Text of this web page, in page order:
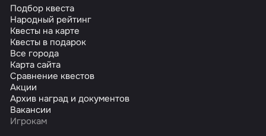
Подбор квеста
Народный рейтинг
Квесты на карте
Квесты в подарок
Все города
Карта сайта
Сравнение квестов
Акции
Архив наград и документов
Вакансии
Игрокам